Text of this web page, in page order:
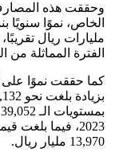
وحققت هذه
الفترة المماثلة من العام
13,970 مليار ريال.